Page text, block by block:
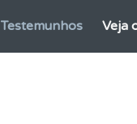
Testemunhos Veja